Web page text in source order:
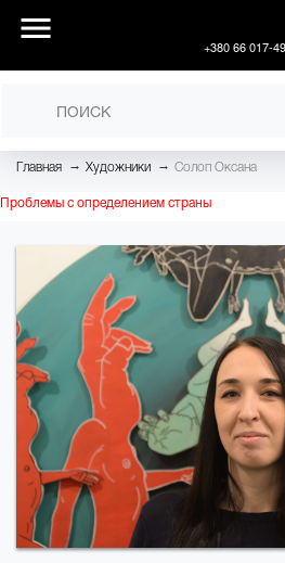
+380 66 017-
Главная → Художники → Солоп Оксана
Проблемы с определением страны